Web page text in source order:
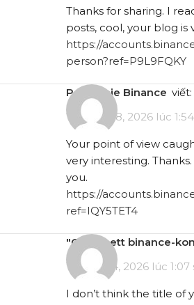
Thanks for sharing. I
posts, cool, your blog is
https://
person?ref=P9L9FQKY
Polecenie Binance viết:
Tháng 1 28, 2026 lúc
Your point of view
very interesting.
you.
https://
ref=IQY5TET4
"oppna ett binance-
Tháng 3 4, 2026 lúc 1:07
I don’t think the title of